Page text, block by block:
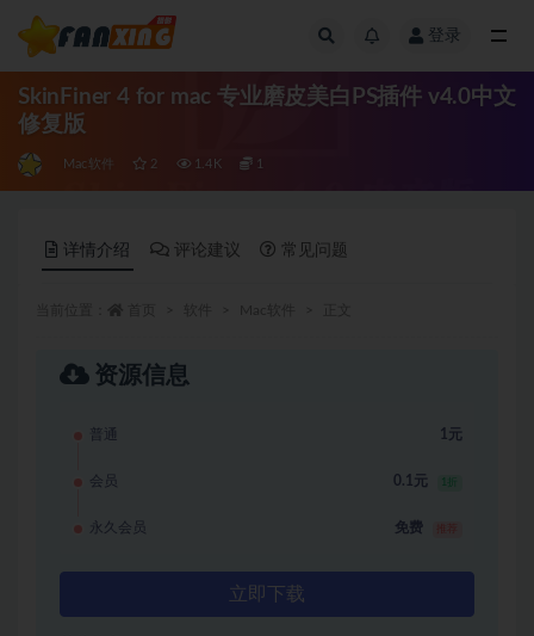
登录
SkinFiner 4 for mac 专业磨皮美白PS插件 v4.0中文
修复版
Mac软件 2 1.4K 1
详情介绍 评论建议 常见问题
资源信息
普通 1元
会员 0.1元 1折
永久会员 免费
立即下载